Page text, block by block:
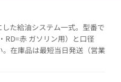
た給油システム一式。型番で
RD=赤 ガソリン用）と口径
。在庫品は最短当日発送（営業